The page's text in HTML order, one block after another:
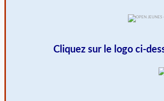
Cliquez sur le logo ci-